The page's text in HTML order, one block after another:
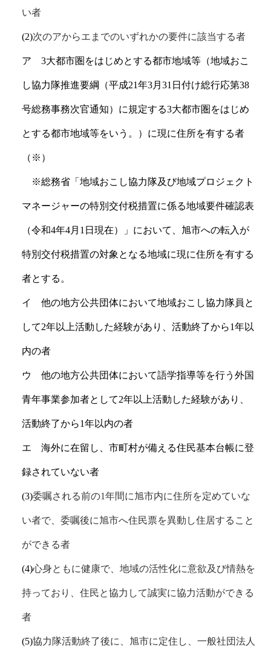
い者
(2)次のアからエまでのいずれかの要件に該当する者
ア 3大都市圏をはじめとする都市地域等（地域おこ
し協力隊推進要綱（平成21年3月 31 日付け総行応第38
号総務事務次官通知）に規定する3大都市圏をはじめ
とする都市地域等をいう。）に現に住所を有する者
（※）
※総務省「地域おこし協力隊及び地域プロジェクト
マネージャーの特別交付税措置に係る地域要件確認表
（令和4年4月 1 日現在）」において、旭市への転入が
特別交付税措置の対象となる地域に現に住所を有する
者とする。
イ 他の地方公共団体において地域おこし協力隊員と
して2年以上活動した経験があり、活動終了から1年以
内の者
ウ 他の地方公共団体において語学指導等を行う外国
青年事業参加者として2年以上活動した経験があり、
活動終了から1年以内の者
エ 海外に在留し、市町村が備える住民基本台帳に登
録されていない者
(3)委嘱される前の1年間に旭市内に住所を定めていな
い者で、委嘱後に旭市へ住民票を異動し住居すること
ができる者
(4)心身ともに健康で、地域の活性化に意欲及び情熱を
持っており、住民と協力して誠実に協力活動ができる
者
(5)協力隊活動終了後に、旭市に定住し、一般社団法人